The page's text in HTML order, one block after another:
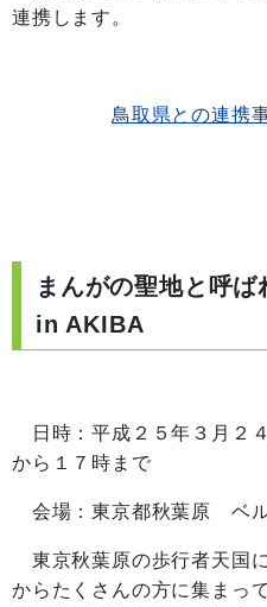
連携します。
鳥取県との連携
まんがの聖地と呼
in AKIBA
日時：平成２５年３月２
から１７時まで
会場：東京都秋葉原 ベル
東京秋葉原の歩行者天国
からたくさんの方に集まっ